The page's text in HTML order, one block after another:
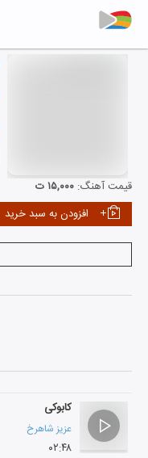
قیمت آهنگ: ۱۵,۰۰۰ ت
افزودن به سبد خرید
کابوکی
عزیز شاهرخ
۰۲:۴۸